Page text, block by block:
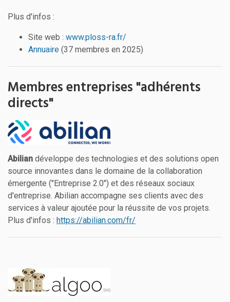
Plus d'infos :
Site web : www.ploss-ra.fr/
Annuaire (37 membres en 2025)
Membres entreprises "adhérents
directs"
Abilian développe des technologies et des solutions open
source innovantes dans le domaine de la collaboration
émergente ("Entreprise 2.0") et des réseaux sociaux
d'entreprise. Abilian accompagne ses clients avec des
services à valeur ajoutée pour la réussite de vos projets.
Plus d'infos : https://abilian.com/fr/